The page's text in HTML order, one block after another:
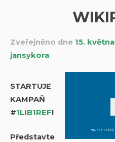
Zveřejněno dne 15.
jansykora
STARTUJE
KAMPAŇ
#1LIB1REF!
Představte